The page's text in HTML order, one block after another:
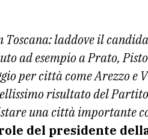
Toscana: laddove il
ad esempio a Prato,
per città come Arezzo e
risultato del
una città importante
del presidente